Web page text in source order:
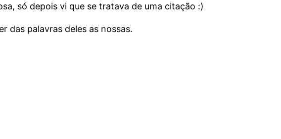
só depois vi que se tratava de uma citação :)
das palavras deles as nossas.